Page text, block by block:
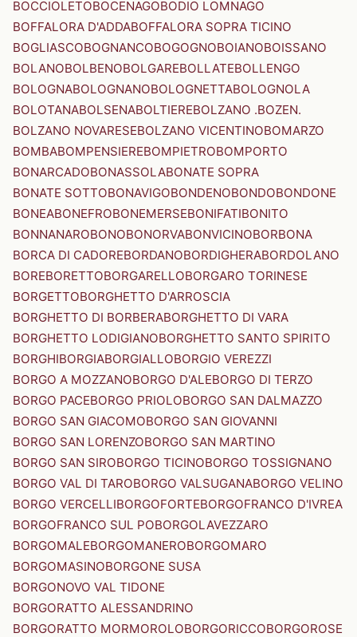
BOCCIOLETOBOCENAGOBODIO LOMNAGO
BOFFALORA D'ADDABOFFALORA SOPRA TICINO
BOGLIASCOBOGNANCOBOGOGNOBOIANOBOISSANO
BOLANOBOLBENOBOLGAREBOLLATEBOLLENGO
BOLOGNABOLOGNANOBOLOGNETTABOLOGNOLA
BOLOTANABOLSENABOLTIEREBOLZANO .BOZEN.
BOLZANO NOVARESEBOLZANO VICENTINOBOMARZO
BOMBABOMPENSIEREBOMPIETROBOMPORTO
BONARCADOBONASSOLABONATE SOPRA
BONATE SOTTOBONAVIGOBONDENOBONDOBONDONE
BONEABONEFROBONEMERSEBONIFATIBONITO
BONNANAROBONOBONORVABONVICINOBORBONA
BORCA DI CADOREBORDANOBORDIGHERABORDOLANO
BOREBORETTOBORGARELLOBORGARO TORINESE
BORGETTOBORGHETTO D'ARROSCIA
BORGHETTO DI BORBERABORGHETTO DI VARA
BORGHETTO LODIGIANOBORGHETTO SANTO SPIRITO
BORGHIBORGIABORGIALLOBORGIO VEREZZI
BORGO A MOZZANOBORGO D'ALEBORGO DI TERZO
BORGO PACEBORGO PRIOLOBORGO SAN DALMAZZO
BORGO SAN GIACOMOBORGO SAN GIOVANNI
BORGO SAN LORENZOBORGO SAN MARTINO
BORGO SAN SIROBORGO TICINOBORGO TOSSIGNANO
BORGO VAL DI TAROBORGO VALSUGANABORGO VELINO
BORGO VERCELLIBORGOFORTEBORGOFRANCO D'IVREA
BORGOFRANCO SUL POBORGOLAVEZZARO
BORGOMALEBORGOMANEROBORGOMARO
BORGOMASINOBORGONE SUSA
BORGONOVO VAL TIDONE
BORGORATTO ALESSANDRINO
BORGORATTO MORMOROLOBORGORICCOBORGOROSE